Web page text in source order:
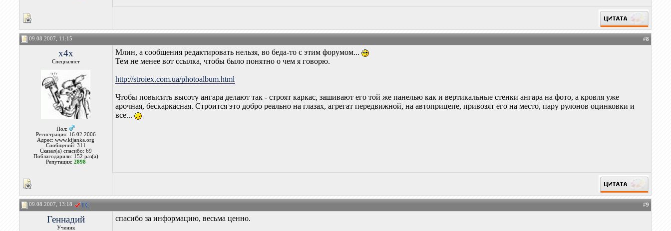
09.08.2007, 11:15 #8
x4x
Специалист
Пол:
Регистрация: 16.02.2006
Адрес: www.kijanka.org
Сообщений: 311
Сказал(а) спасибо: 69
Поблагодарили: 152 раз(а)
Репутация: 2898
Млин, а сообщения редактировать нельзя, во беда-то с этим форумом...
Тем не менее вот ссылка, чтобы было понятно о чем я говорю.
http://stroiex.com.ua/photoalbum.html
Чтобы повысить высоту ангара делают так - строят каркас, зашивают его той же панелью как и вертикальные стенки ангара на фото, а кровля уже
арочная, бескаркасная. Строится это добро реально на глазах, агрегат передвижной, на автоприцепе, привозят его на место, пару рулонов оцинковки и
все...
09.08.2007, 13:18 #9
Геннадий
Ученик
спасибо за информацию, весьма ценно.